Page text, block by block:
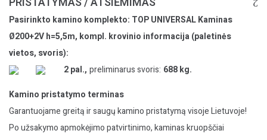
Pasirinkto kamino komplekto: TOP UNIVERSAL Kaminas
Ø200+2V h=5,5m, kompl. krovinio informacija (paletinės
vietos, svoris):
2 pal., preliminarus svoris: 688 kg.
Kamino pristatymo terminas
Garantuojame greitą ir saugų kamino pristatymą visoje Lietuvoje!
Po užsakymo apmokėjimo patvirtinimo, kaminas kruopščiai